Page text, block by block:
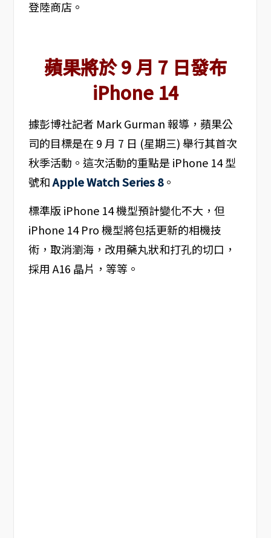
登陸商店。
蘋果將於 9 月 7 日發布
iPhone 14
據彭博社記者 Mark Gurman 報導，蘋果公
司的目標是在 9 月 7 日 (星期三) 舉行其首次
秋季活動。這次活動的重點是 iPhone 14 型
號和Apple Watch Series 8。
標準版 iPhone 14 機型預計變化不大，但
iPhone 14 Pro 機型將包括更新的相機技
術，取消瀏海，改用藥丸狀和打孔的切口，
採用 A16 晶片，等等。